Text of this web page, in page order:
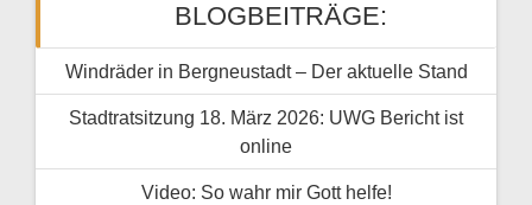
BLOGBEITRÄGE:
Windräder in Bergneustadt – Der aktuelle Stand
Stadtratsitzung 18. März 2026: UWG Bericht ist
online
Video: So wahr mir Gott helfe!